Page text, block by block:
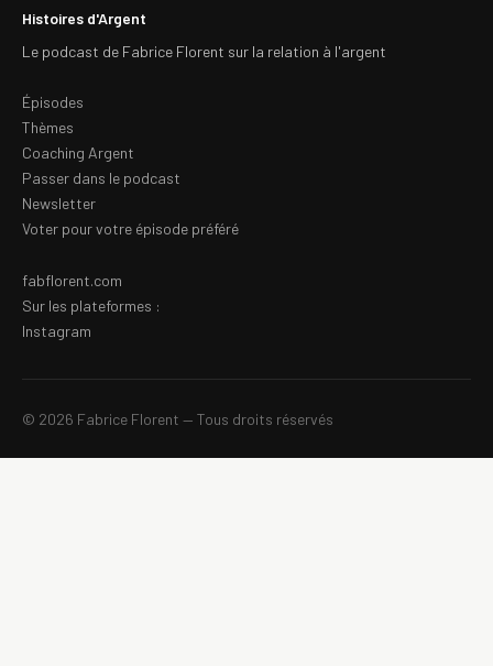
Histoires d'Argent
Le podcast de Fabrice Florent sur la relation à l'argent
Épisodes
Thèmes
Coaching Argent
Passer dans le podcast
Newsletter
Voter pour votre épisode préféré
fabflorent.com
Sur les plateformes :
Instagram
© 2026 Fabrice Florent — Tous droits réservés